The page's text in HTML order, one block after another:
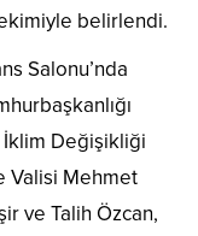
belirlendi.
Salonu’nda
İklim Değişikliği
Valisi Mehmet
ve Talih Özcan,